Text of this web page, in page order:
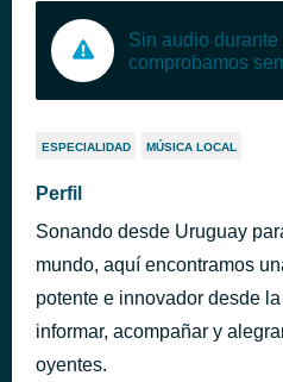
Sin audio
comprobamos
ESPECIALIDAD MÚSICA LOCAL
Perfil
Sonando desde Uruguay
mundo, aquí encontramos
potente e innovador desde
informar, acompañar y
oyentes.